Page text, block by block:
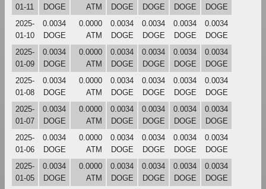
01-11
DOGE
ATM
DOGE
DOGE
DOGE
DOGE
2025-
01-10
0.0034
DOGE
0.0000
ATM
0.0034
DOGE
0.0034
DOGE
0.0034
DOGE
0.0034
DOGE
2025-
01-09
0.0034
DOGE
0.0000
ATM
0.0034
DOGE
0.0034
DOGE
0.0034
DOGE
0.0034
DOGE
2025-
01-08
0.0034
DOGE
0.0000
ATM
0.0034
DOGE
0.0034
DOGE
0.0034
DOGE
0.0034
DOGE
2025-
01-07
0.0034
DOGE
0.0000
ATM
0.0034
DOGE
0.0034
DOGE
0.0034
DOGE
0.0034
DOGE
2025-
01-06
0.0034
DOGE
0.0000
ATM
0.0034
DOGE
0.0034
DOGE
0.0034
DOGE
0.0034
DOGE
2025-
01-05
0.0034
DOGE
0.0000
ATM
0.0034
DOGE
0.0034
DOGE
0.0034
DOGE
0.0034
DOGE